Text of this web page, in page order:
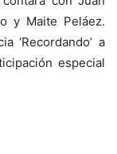
y Maite Peláez.
‘Recordando’ a
especial